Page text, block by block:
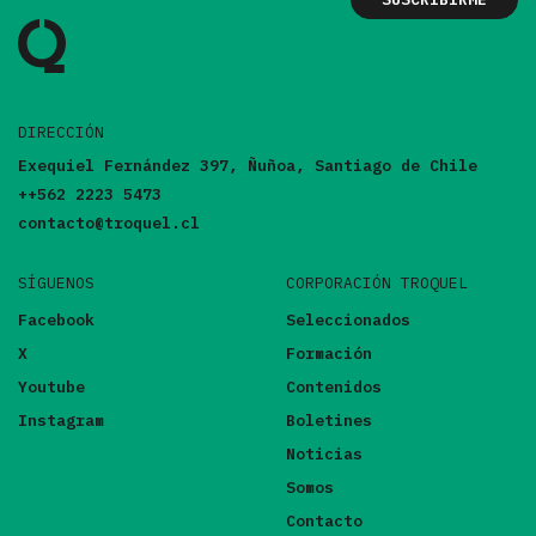
DIRECCIÓN
Exequiel Fernández 397, Ñuñoa, Santiago de Chile
++562 2223 5473
contacto@troquel.cl
SÍGUENOS
Facebook
X
Youtube
Instagram
CORPORACIÓN TROQUEL
Seleccionados
Formación
Contenidos
Boletines
Noticias
Somos
Contacto